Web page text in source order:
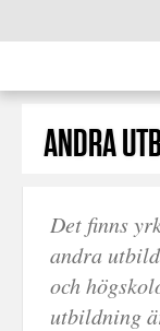
ANDRA
Det finns
andra
och
utbildning